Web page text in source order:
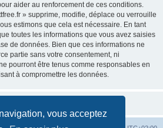
vous acceptez
aider au renforcement de ces conditions.
» supprime, modifie, déplace ou verrouille
estimons que cela est nécessaire. En tant
toutes les informations que vous avez saisies
de données. Bien que ces informations ne
partie sans votre consentement, ni
pourront être tenus comme responsables en
à compromettre les données.